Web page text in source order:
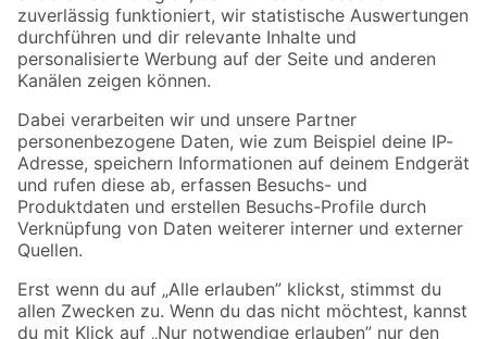
Zur Newsletter Anmeldung
Folge uns
Zahlungsarten Versandarten
Sicher einkaufen